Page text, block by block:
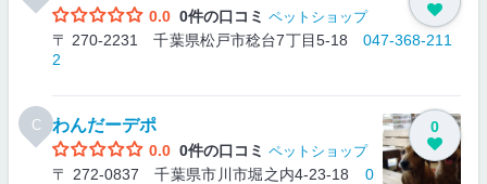
0.0 0件の口コミ ペットショップ
〒 270-2231 千葉県松戸市稔台7丁目5-18 047-368-211
2
C わんだーデポ
0.0 0件の口コミ ペットショップ
〒 272-0837 千葉県市川市堀之内4-23-18 0
0